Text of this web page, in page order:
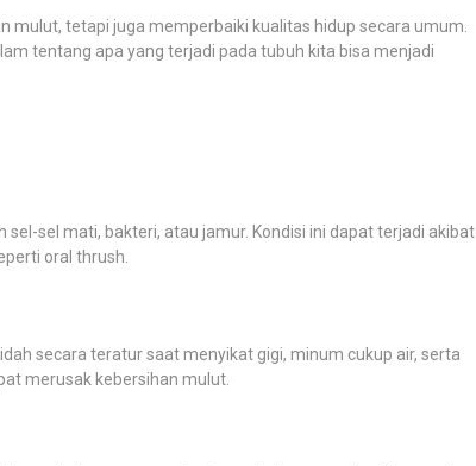
mulut, tetapi juga memperbaiki kualitas hidup secara umum.
tentang apa yang terjadi pada tubuh kita bisa menjadi
sel mati, bakteri, atau jamur. Kondisi ini dapat terjadi akibat
oral thrush.
secara teratur saat menyikat gigi, minum cukup air, serta
merusak kebersihan mulut.